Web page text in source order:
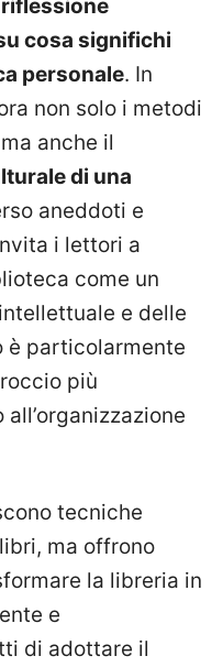
riflessione
cosa significhi
personale. In
non solo i metodi
anche il
di una
aneddoti e
i lettori a
come un
e delle
è particolarmente
più
tecniche
ma offrono
la libreria in
e
di adottare il